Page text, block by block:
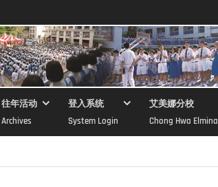
往年活动
Archives
登入系统
System Login
艾美娜分校
Chong Hwa Elmina